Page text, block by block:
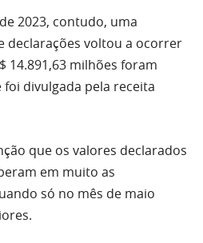
2023, contudo, uma
declarações voltou a ocorrer
14.891,63 milhões foram
divulgada pela receita
que os valores declarados
em muito as
só no mês de maio